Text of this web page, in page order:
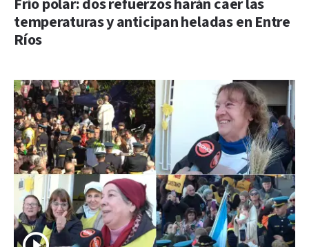
Frío polar: dos refuerzos harán caer las
temperaturas y anticipan heladas en Entre
Ríos